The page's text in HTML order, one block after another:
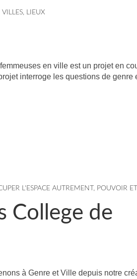
VILLES, LIEUX
en ville est un projet en
interroge les questions de genre
L'ESPACE AUTREMENT , POUVOIR ET
College de
à Genre et Ville depuis notre